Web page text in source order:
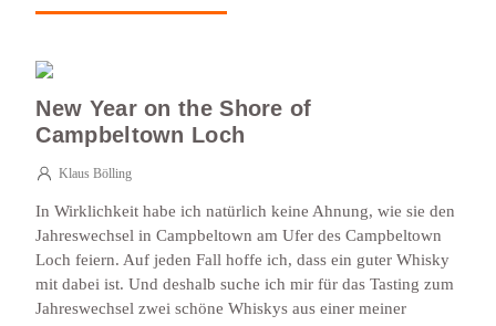
New Year on the Shore of
Campbeltown Loch
Klaus Bölling
In Wirklichkeit habe ich natürlich keine Ahnung, wie sie den
Jahreswechsel in Campbeltown am Ufer des Campbeltown
Loch feiern. Auf jeden Fall hoffe ich, dass ein guter Whisky
mit dabei ist. Und deshalb suche ich mir für das Tasting zum
Jahreswechsel zwei schöne Whiskys aus einer meiner